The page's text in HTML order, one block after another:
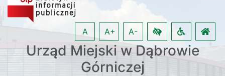
Urząd Miejski w Dąbrowie
Górniczej
A A+ A-